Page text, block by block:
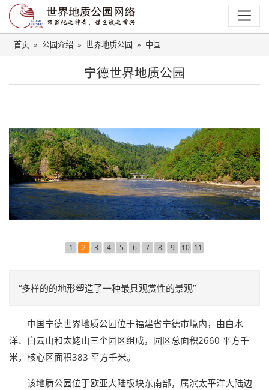
首页 公园介绍 世界地质公园 中国
宁德世界地质公园
1 2 3 4 5 6 7 8 9 10 11
“多样的的地形塑造了一种最具观赏性的景观”
中国宁德世界地质公园位于福建省宁德市境内，由白水
洋、白云山和太姥山三个园区组成，园区总面积2660 平方千
米，核心区面积383 平方千米。
该地质公园位于欧亚大陆板块东南部，属滨太平洋大陆边